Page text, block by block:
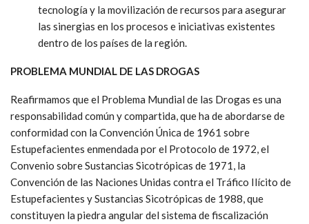
tecnología y la movilización de recursos para asegurar
las sinergias en los procesos e iniciativas existentes
dentro de los países de la región.
PROBLEMA MUNDIAL DE LAS DROGAS
Reafirmamos que el Problema Mundial de las Drogas es una
responsabilidad común y compartida, que ha de abordarse de
conformidad con la Convención Única de 1961 sobre
Estupefacientes enmendada por el Protocolo de 1972, el
Convenio sobre Sustancias Sicotrópicas de 1971, la
Convención de las Naciones Unidas contra el Tráfico Ilícito de
Estupefacientes y Sustancias Sicotrópicas de 1988, que
constituyen la piedra angular del sistema de fiscalización